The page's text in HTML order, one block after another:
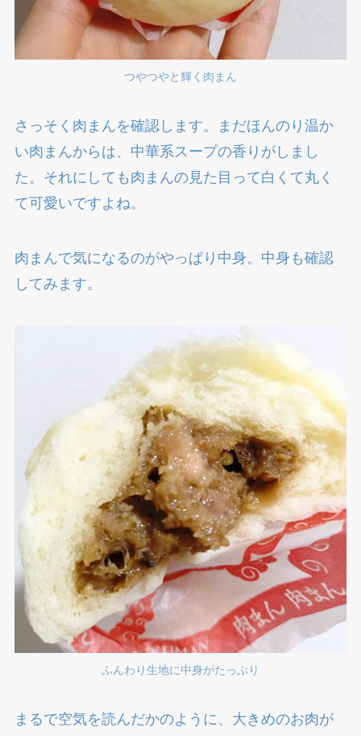
つやつやと輝く肉まん
さっそく肉まんを確認します。まだほんのり温か
い肉まんからは、中華系スープの香りがしまし
た。それにしても肉まんの見た目って白くて丸く
て可愛いですよね。
肉まんで気になるのがやっぱり中身。中身も確認
してみます。
ふんわり生地に中身がたっぷり
まるで空気を読んだかのように、大きめのお肉が